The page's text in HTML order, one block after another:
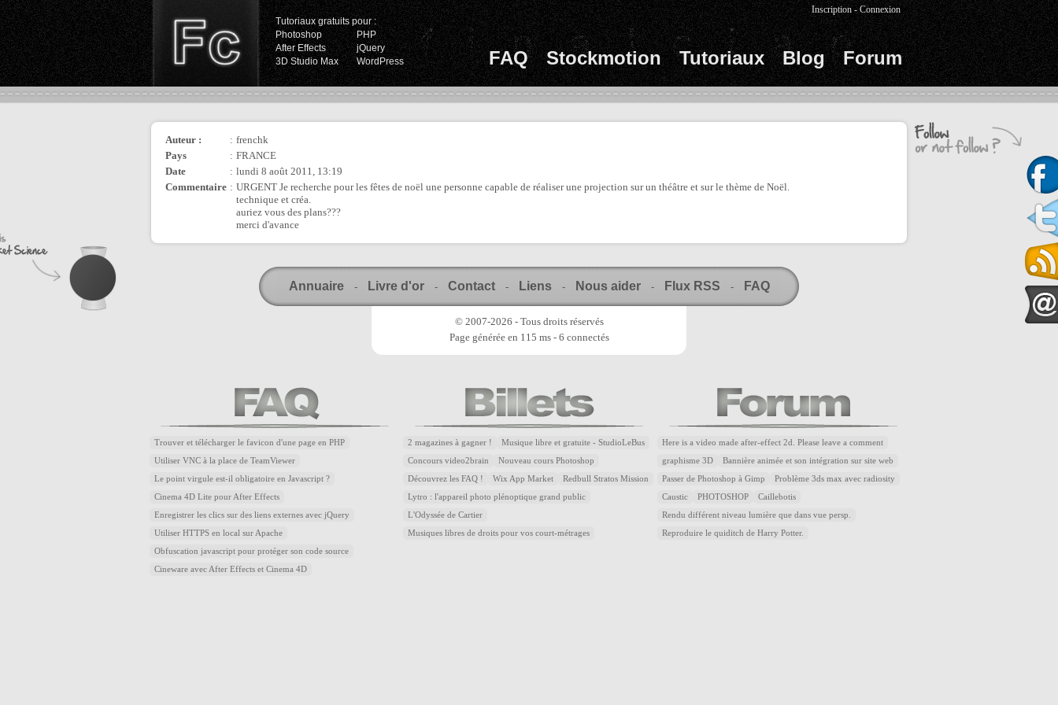
Tutoriaux gratuits pour :
Photoshop
PHP
After Effects
jQuery
3D Studio Max
WordPress FAQ Stockmotion Tutoriaux Blog Forum
Inscription -Connexion
Auteur : : frenchk
Pays
: FRANCE
Date
: lundi 8 août 2011, 13:19
Commentaire : URGENT Je recherche pour les fêtes de noël une personne capable de réaliser une projection sur un théâtre et sur le thème de Noël.
technique et créa.
auriez vous des plans???
merci d'avance
Annuaire - Livre d'or - Contact - Liens - Nous aider - Flux RSS - FAQ
© 2007-2026 - Tous droits réservés
Page générée en 115 ms - 6 connectés
Trouver et télécharger le favicon d'une page en PHP
Utiliser VNC à la place de TeamViewer
Le point virgule est-il obligatoire en Javascript ?
Cinema 4D Lite pour After Effects
Enregistrer les clics sur des liens externes avec jQuery
Utiliser HTTPS en local sur Apache
Obfuscation javascript pour protéger son code source
Cineware avec After Effects et Cinema 4D
2 magazines à gagner ! Musique libre et gratuite - StudioLeBus
Concours video2brain Nouveau cours Photoshop
Découvrez les FAQ ! Wix App Market Redbull Stratos Mission
Lytro : l'appareil photo plénoptique grand public
L'Odyssée de Cartier
Musiques libres de droits pour vos court-métrages
Here is a video made after-effect 2d. Please leave a comment
graphisme 3D Bannière animée et son intégration sur site web
Passer de Photoshop à Gimp Problème 3ds max avec radiosity
Caustic PHOTOSHOP Caillebotis
Rendu différent niveau lumière que dans vue persp.
Reproduire le quiditch de Harry Potter.